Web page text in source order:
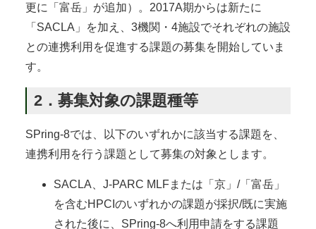
更に「富岳」が追加）。2017A期からは新たに
「SACLA」を加え、3機関・4施設でそれぞれの施設
との連携利用を促進する課題の募集を開始していま
す。
2．募集対象の課題種等
SPring-8では、以下のいずれかに該当する課題を、
連携利用を行う課題として募集の対象とします。
SACLA、J-PARC MLFまたは「京」/「富岳」
を含むHPCIのいずれかの課題が採択/既に実施
された後に、SPring-8へ利用申請をする課題